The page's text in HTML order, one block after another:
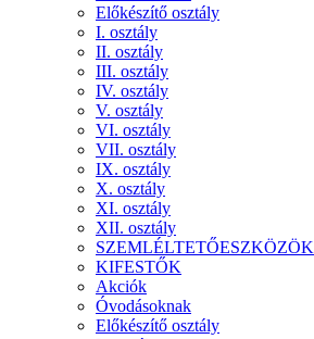
Előkészítő osztály
I. osztály
II. osztály
III. osztály
IV. osztály
V. osztály
VI. osztály
VII. osztály
IX. osztály
X. osztály
XI. osztály
XII. osztály
SZEMLÉLTETŐESZKÖZÖK
KIFESTŐK
Akciók
Óvodásoknak
Előkészítő osztály